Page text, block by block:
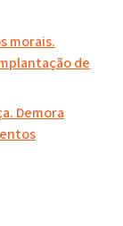
morais.
de
Demora